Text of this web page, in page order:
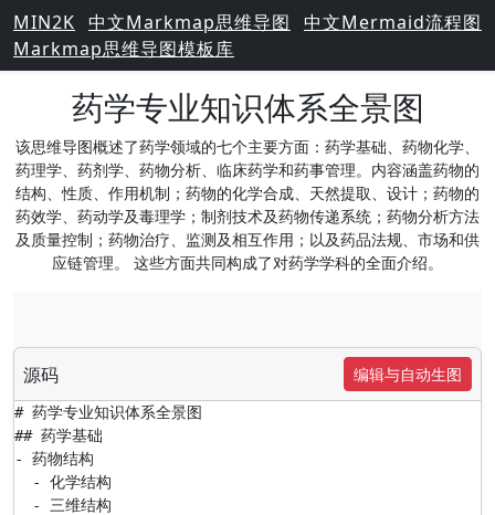
MIN2K 中文Markmap思维导图
中文Mermaid流程图
Markmap思维导图模板库
药学专业知识体系全景图
该思维导图概述了药学领域的七个主要方面：药学基础、药物化学、
药理学、药剂学、药物分析、临床药学和药事管理。内容涵盖药物的
结构、性质、作用机制；药物的化学合成、天然提取、设计；药物的
药效学、药动学及毒理学；制剂技术及药物传递系统；药物分析方法
及质量控制；药物治疗、监测及相互作用；以及药品法规、市场和供
应链管理。 这些方面共同构成了对药学学科的全面介绍。
源码 编辑与自动生图
# 药学专业知识体系全景图
## 药学基础
- 药物结构
  - 化学结构
  - 三维结构